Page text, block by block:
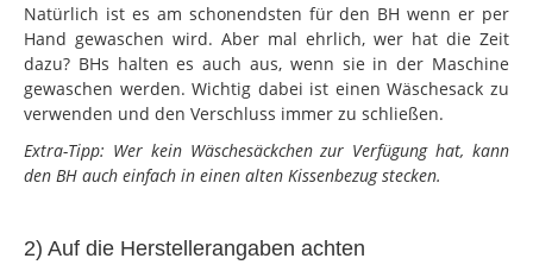
Natürlich ist es am schonendsten für den BH wenn er per
Hand gewaschen wird. Aber mal ehrlich, wer hat die Zeit
dazu? BHs halten es auch aus, wenn sie in der Maschine
gewaschen werden. Wichtig dabei ist einen Wäschesack zu
verwenden und den Verschluss immer zu schließen.
Extra-Tipp: Wer kein Wäschesäckchen zur Verfügung hat, kann
den BH auch einfach in einen alten Kissenbezug stecken.
2) Auf die Herstellerangaben achten